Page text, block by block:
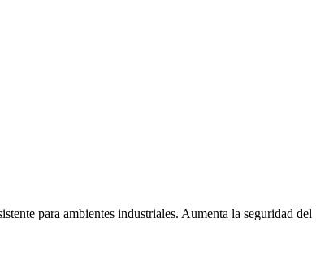
para ambientes industriales. Aumenta la seguridad del